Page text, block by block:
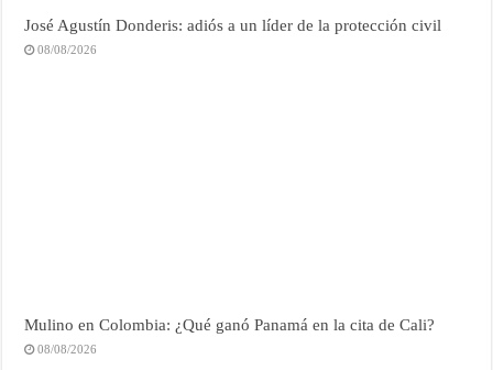
José Agustín Donderis: adiós a un líder de la protección civil
08/08/2026
Mulino en Colombia: ¿Qué ganó Panamá en la cita de Cali?
08/08/2026